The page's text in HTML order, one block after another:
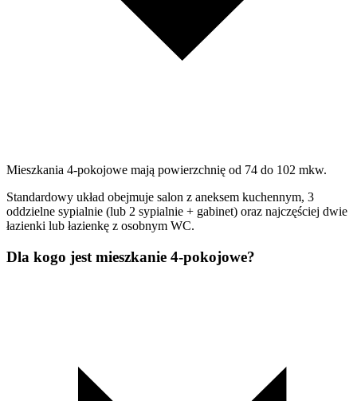
Mieszkania 4-pokojowe mają powierzchnię od 74 do 102 mkw.
Standardowy układ obejmuje salon z aneksem kuchennym, 3
oddzielne sypialnie (lub 2 sypialnie + gabinet) oraz najczęściej dwie
łazienki lub łazienkę z osobnym WC.
Dla kogo jest mieszkanie 4-pokojowe?